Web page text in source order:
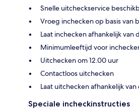
Snelle uitcheckservice
Vroeg inchecken op basis van
Laat inchecken afhankelijk van
Minimumleeftijd voor
Uitchecken om 12.00 uur
Contactloos uitchecken
Laat uitchecken afhankelijk
Speciale incheckinstructies